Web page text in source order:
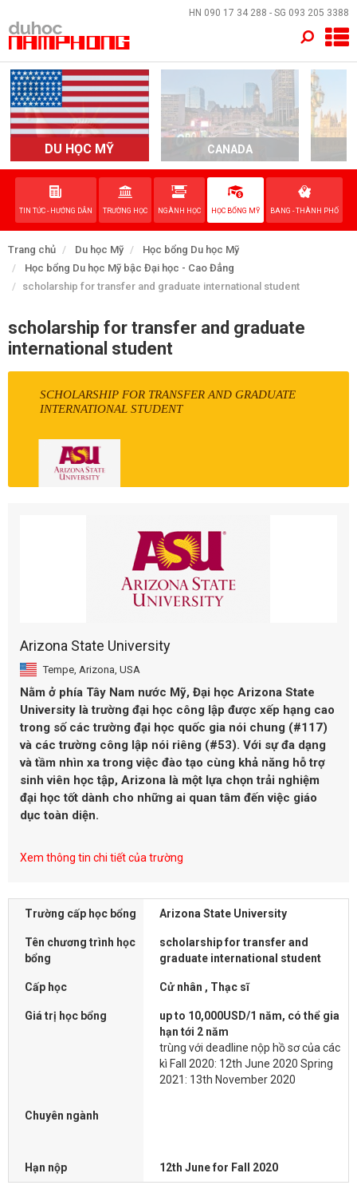
HN 090 17 34 288 - SG 093 205 3388
DU HỌC MỸ CANADA
TIN TỨC - HƯỚNG DẪN TRƯỜNG HỌC NGÀNH HỌC HỌC BỔNG MỸ BANG - THÀNH PHỐ
Trang chủ Du học Mỹ
Học bổng Du học Mỹ
Học bổng Du học Mỹ bậc Đại học - Cao Đẳng
scholarship for transfer and graduate international student
scholarship for transfer and graduate
international student
SCHOLARSHIP FOR TRANSFER AND GRADUATE
INTERNATIONAL STUDENT
Arizona State University
Tempe, Arizona, USA
Nằm ở phía Tây Nam nước Mỹ, Đại học Arizona State
University là trường đại học công lập được xếp hạng cao
trong số các trường đại học quốc gia nói chung (#117)
và các trường công lập nói riêng (#53). Với sự đa dạng
và tầm nhìn xa trong việc đào tạo cùng khả năng hỗ trợ
sinh viên học tập, Arizona là một lựa chọn trải nghiệm
đại học tốt dành cho những ai quan tâm đến việc giáo
dục toàn diện.
Xem thông tin chi tiết của trường
Trường cấp học bổng Arizona State University
Tên chương trình học
bổng
scholarship for transfer and
graduate international student
Cấp học Cử nhân , Thạc sĩ
Giá trị học bổng
up to 10,000USD/1 năm, có thể gia
hạn tới 2 năm
trùng với deadline nộp hồ sơ của các
kì Fall 2020: 12th June 2020 Spring
2021: 13th November 2020
Chuyên ngành
Hạn nộp 12th June for Fall 2020
×
TRANG CHỦ
QUỐC GIA
EVENTS
DỊCH VỤ
VỀ NAM PHONG
LIÊN HỆ